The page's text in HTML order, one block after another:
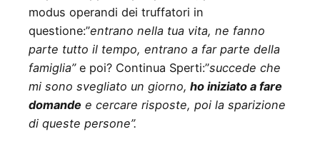
modus operandi dei truffatori in
questione:”entrano nella tua vita, ne fanno
parte tutto il tempo, entrano a far parte della
famiglia”e poi? Continua Sperti:”succede che
mi sono svegliato un giorno, ho iniziato a fare
domande e cercare risposte, poi la sparizione
di queste persone”.